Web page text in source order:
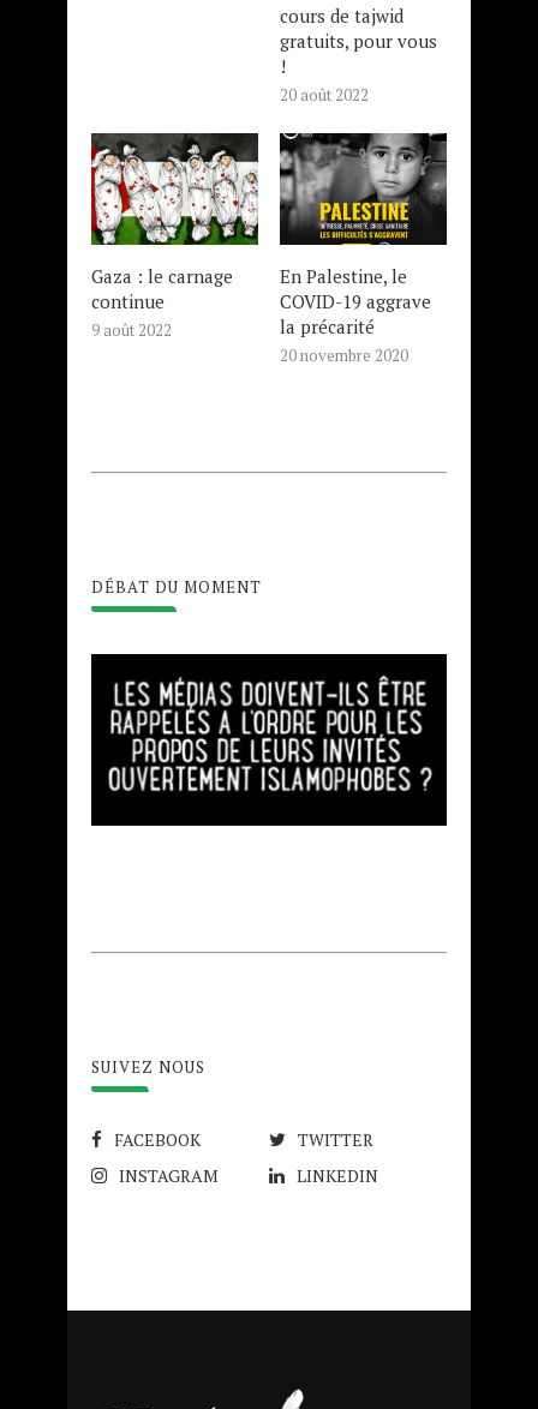
cours de tajwid
gratuits, pour vous
!
20 août 2022
Gaza : le carnage
continue
9 août 2022
En Palestine, le
COVID-19 aggrave
la précarité
20 novembre 2020
DÉBAT DU MOMENT
SUIVEZ NOUS
FACEBOOK
TWITTER
INSTAGRAM
LINKEDIN